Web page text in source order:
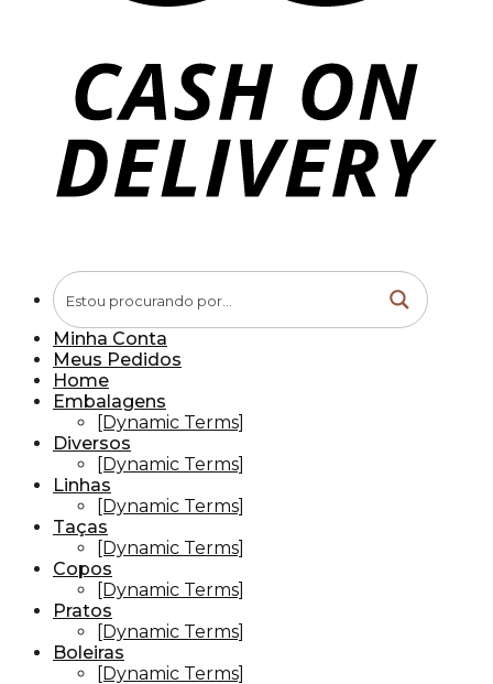
Minha Conta
Meus Pedidos
Home
Embalagens
[Dynamic Terms]
Diversos
[Dynamic Terms]
Linhas
[Dynamic Terms]
Taças
[Dynamic Terms]
Copos
[Dynamic Terms]
Pratos
[Dynamic Terms]
Boleiras
[Dynamic Terms]